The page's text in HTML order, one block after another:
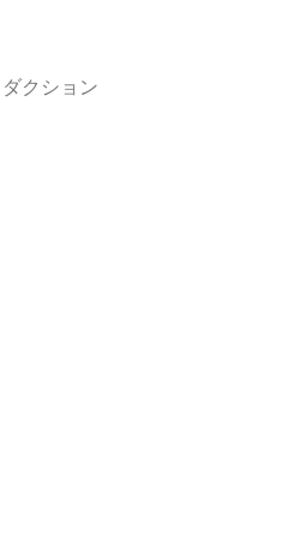
クション